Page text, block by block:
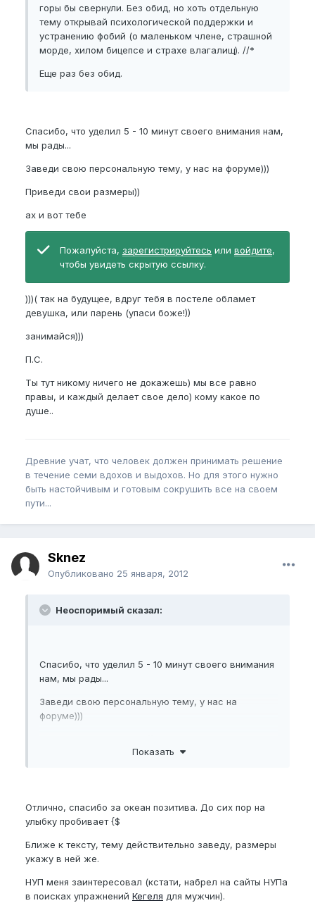
горы бы свернули. Без обид, но хоть отдельную
тему открывай психологической поддержки и
устранению фобий (о маленьком члене, страшной
морде, хилом бицепсе и страхе влагалищ). //*
Еще раз без обид.
Спасибо, что уделил 5 - 10 минут своего внимания нам,
мы рады...
Заведи свою персональную тему, у нас на форуме)))
Приведи свои размеры))
ах и вот тебе
Пожалуйста, зарегистрируйтесь или войдите,
чтобы увидеть скрытую ссылку.
)))( так на будущее, вдруг тебя в постеле обламет
девушка, или парень (упаси боже!))
занимайся)))
П.С.
Ты тут никому ничего не докажешь) мы все равно
правы, и каждый делает свое дело) кому какое по
душе..
Древние учат, что человек должен принимать решение
в течение семи вдохов и выдохов. Но для этого нужно
быть настойчивым и готовым сокрушить все на своем
пути...
Sknez
Опубликовано 25 января, 2012
Неоспоримый сказал:
Спасибо, что уделил 5 - 10 минут своего внимания
нам, мы рады...
Заведи свою персональную тему, у нас на
форуме)))
войдите, чтобы увидеть скрытую ссылку.
)))( так на будущее, вдруг тебя в постеле обламет
девушка, или парень (упаси боже!))
занимайся)))
Показать
Отлично, спасибо за океан позитива. До сих пор на
улыбку пробивает {$
Ближе к тексту, тему действительно заведу, размеры
укажу в ней же.
НУП меня заинтересовал (кстати, набрел на сайты НУПа
в поисках упражнений Кегеля для мужчин).